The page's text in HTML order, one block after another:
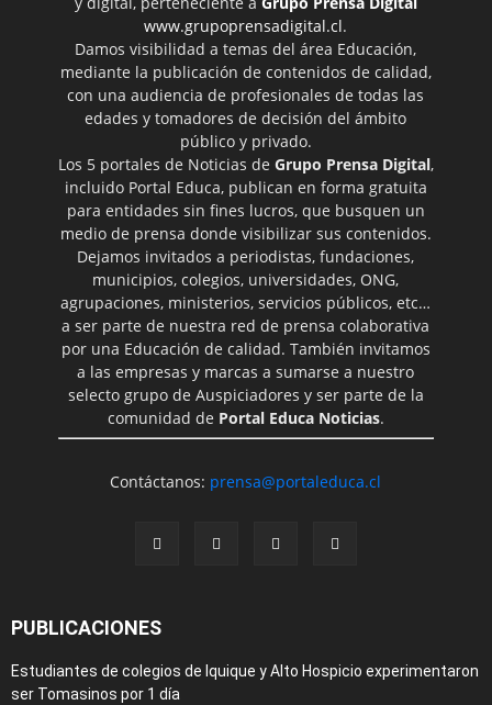
www.grupoprensadigital.cl.
Damos visibilidad a temas del área Educación,
mediante la publicación de contenidos de calidad,
con una audiencia de profesionales de todas las
edades y tomadores de decisión del ámbito
público y privado.
Los 5 portales de Noticias de Grupo Prensa Digital,
incluido Portal Educa, publican en forma gratuita
para entidades sin fines lucros, que busquen un
medio de prensa donde visibilizar sus contenidos.
Dejamos invitados a periodistas, fundaciones,
municipios, colegios, universidades, ONG,
agrupaciones, ministerios, servicios públicos, etc…
a ser parte de nuestra red de prensa colaborativa
por una Educación de calidad. También invitamos
a las empresas y marcas a sumarse a nuestro
selecto grupo de Auspiciadores y ser parte de la
comunidad de Portal Educa Noticias.
Contáctanos: prensa@portaleduca.cl
PUBLICACIONES
Estudiantes de colegios de Iquique y Alto Hospicio experimentaron
ser Tomasinos por 1 día